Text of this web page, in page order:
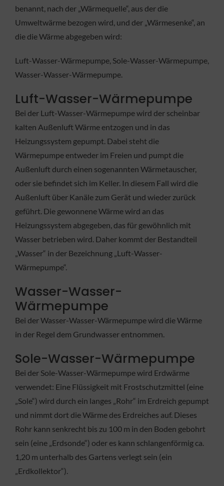
benannt, nach der „Wärmequelle“, aus der die
Umweltwärme bezogen wird, und der „Wärmesenke“, an
die die Wärme abgegeben wird:
Luft-Wasser-Wärmepumpe, Sole-Wasser-Wärmepumpe,
Wasser-Wasser-Wärmepumpe.
Luft-Wasser-Wärmepumpe
Bei der Luft-Wasser-Wärmepumpe wird der scheinbar
kalten Außenluft Wärme entzogen und in das
Heizungssystem gepumpt. Dabei steht die
Wärmepumpe entweder im Freien und pumpt die
Außenluft durch einen sogenannten Wärmetauscher,
oder sie befindet sich im Keller. In diesem Fall wird die
Außenluft über Kanäle zum Gerät und wieder zurück
geführt. Die gewonnene Wärme wird an das
Heizungssystem abgegeben, das für gewöhnlich mit
Wasser betrieben wird. Daher kommt der Bestandteil
„Wasser“ in der Bezeichnung „Luft-Wasser-
Wärmepumpe“.
Wasser-Wasser-
Wärmepumpe
Bei der Wasser-Wasser-Wärmepumpe wird die Wärme
in der Regel dem Grundwasser entnommen.
Sole-Wasser-Wärmepumpe
Bei der Sole-Wasser-Wärmepumpe wird Erdwärme
verwendet: Eine Flüssigkeit mit Frostschutzmittel (eine
„Sole“) wird durch ein langes „Rohr“ im Erdreich gepumpt
und nimmt dort die Wärme des Erdreiches auf. Dieses
Rohr kann senkrecht bis zu 100 m in den Boden gebohrt
sein (eine „Erdsonde“) oder es kann schlangenförmig ca.
1,20 m unterhalb des Gartens verlegt sein (ein
„Erdkollektor“).